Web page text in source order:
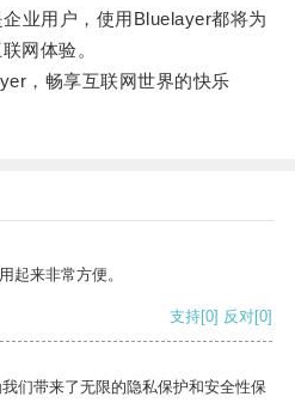
用户，使用Bluelayer都将为
网体验。
，畅享互联网世界的快乐
起来非常方便。
支持[0] 反对[0]
们带来了无限的隐私保护和安全性保